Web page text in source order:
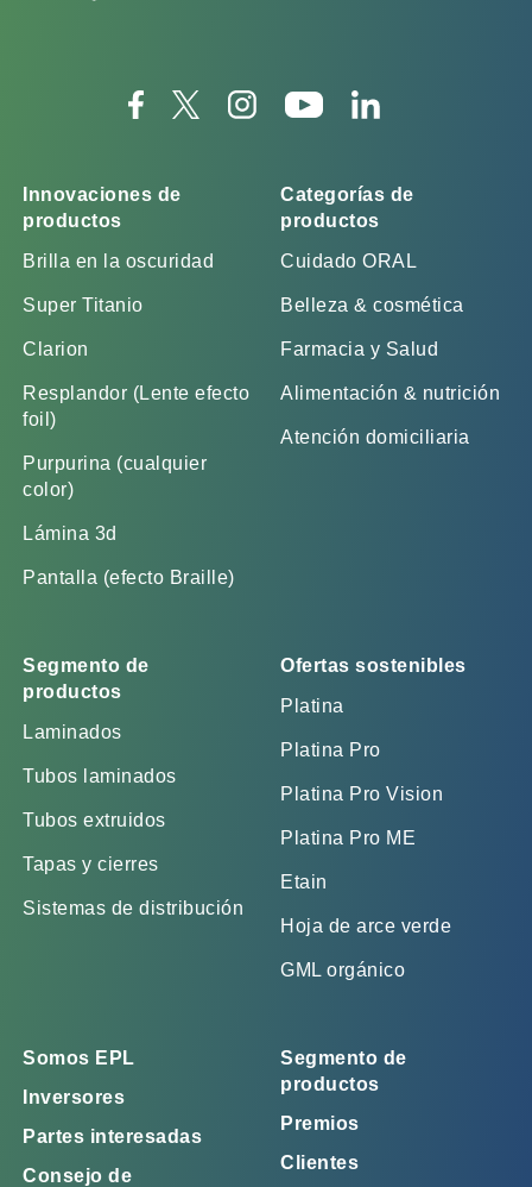
Innovaciones de
productos
Brilla en la oscuridad
Super Titanio
Clarion
Resplandor (Lente efecto
foil)
Purpurina (cualquier
color)
Lámina 3d
Pantalla (efecto Braille)
Categorías de
productos
Cuidado ORAL
Belleza & cosmética
Farmacia y Salud
Alimentación & nutrición
Atención domiciliaria
Segmento de
productos
Laminados
Tubos laminados
Tubos extruidos
Tapas y cierres
Sistemas de distribución
Ofertas sostenibles
Platina
Platina Pro
Platina Pro Vision
Platina Pro ME
Etain
Hoja de arce verde
GML orgánico
Somos EPL
Inversores
Partes interesadas
Consejo de
Segmento de
productos
Premios
Clientes